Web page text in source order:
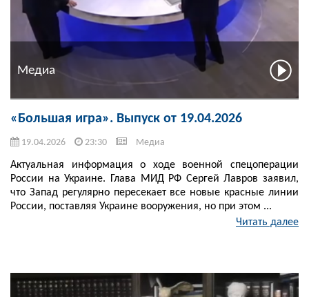
Медиа
«Большая игра». Выпуск от 19.04.2026
19.04.2026 23:30 Медиа
Актуальная информация о ходе военной спецоперации
России на Украине. Глава МИД РФ Сергей Лавров заявил,
что Запад регулярно пересекает все новые красные линии
России, поставляя Украине вооружения, но при этом ...
Читать далее